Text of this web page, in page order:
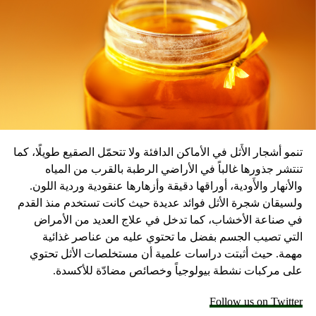
المصدر: سكاي نيوز
تنمو أشجار الأَثل في الأماكن الدافئة ولا تتحمّل الصقيع طويلًا، كما
تنتشر جذورها غالباً في الأراضي الرطبة بالقرب من المياه
والأنهار والأَودية، أوراقها دقيقة وأزهارها عنقودية وردية اللون.
ولسيقان شجرة الأثل فوائد عديدة حيث كانت تستخدم منذ القدم
في صناعة الأخشاب، كما تدخل في علاج العديد من الأمراض
التي تصيب الجسم بفضل ما تحتوي عليه من عناصر غذائية
مهمة. حيث أثبتت دراسات علمية أن مستخلصات الأثل تحتوي
على مركبات نشطة بيولوجياً وخصائص مضادّة للأكسدة.
Follow us on Twitter